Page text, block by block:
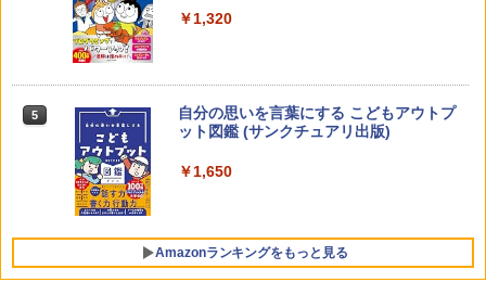
￥2,200
5
向山洋一の系譜、その先へ 授業の腕を磨
く法則: 教育技術が子供の可能性を伸ば
くもん出版(KUMON PUBLISHING) ロジ
￥2,127
早期開発 (スタンダード・エディション)
￥2,959
￥1,320
5
自分の思いを言葉にする こどもアウトプ
ット図鑑 (サンクチュアリ出版)
￥1,650
Amazonランキングをもっと見る